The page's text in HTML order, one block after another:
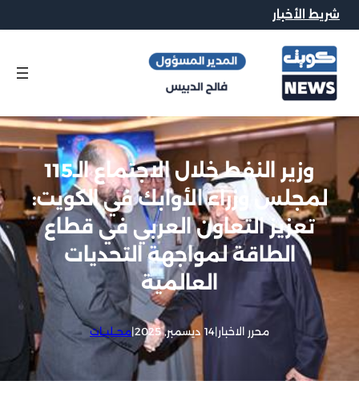
شريط الأخبار
وزير النفط خلال الاجتماع الـ115
لمجلس وزراء الأوابك في الكويت:
تعزيز التعاون العربي في قطاع
الطاقة لمواجهة التحديات
العالمية
محرر الاخبار|14 ديسمبر, 2025 |محــليــات